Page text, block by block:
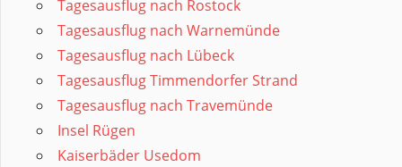
Tagesausflug nach Rostock
Tagesausflug nach Warnemünde
Tagesausflug nach Lübeck
Tagesausflug Timmendorfer Strand
Tagesausflug nach Travemünde
Insel Rügen
Kaiserbäder Usedom